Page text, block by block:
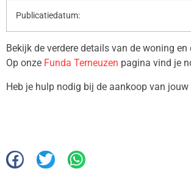
Publicatiedatum:
Bekijk de verdere details van de woning en
Op onze Funda Terneuzen pagina vind je
Heb je hulp nodig bij de aankoop van